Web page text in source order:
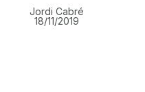
Jordi Cabré
18/11/2019